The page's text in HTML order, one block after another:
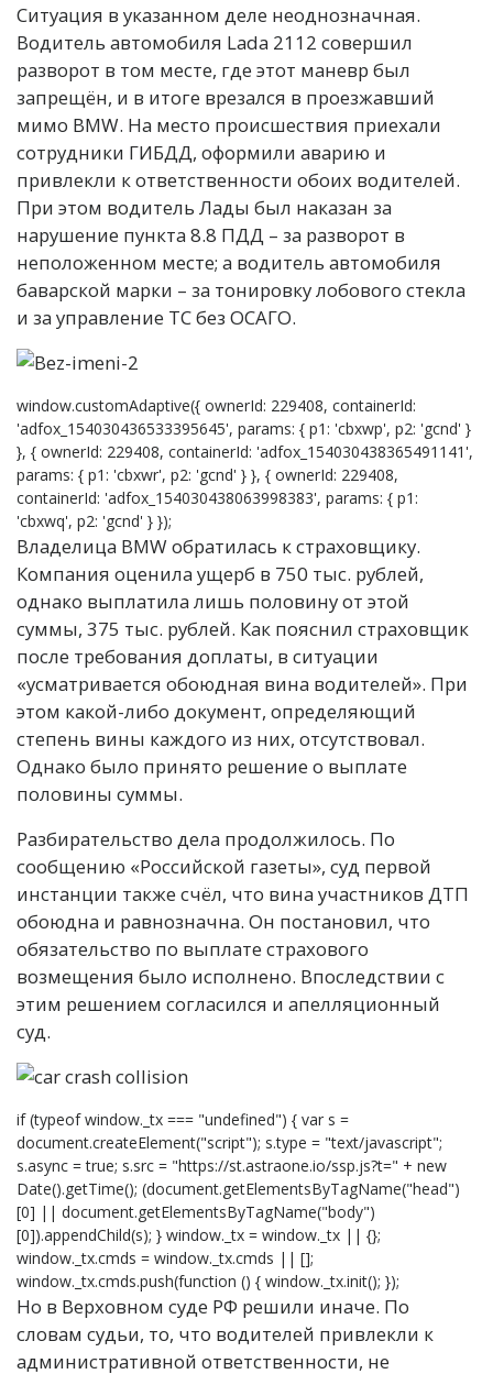
Ситуация в указанном деле неоднозначная.
Водитель автомобиля Lada 2112 совершил
разворот в том месте, где этот маневр был
запрещён, и в итоге врезался в проезжавший
мимо BMW. На место происшествия приехали
сотрудники ГИБДД, оформили аварию и
привлекли к ответственности обоих водителей.
При этом водитель Лады был наказан за
нарушение пункта 8.8 ПДД – за разворот в
неположенном месте; а водитель автомобиля
баварской марки – за тонировку лобового стекла
и за управление ТС без ОСАГО.
window.customAdaptive({ ownerId: 229408, containerId:
'adfox_154030436533395645', params: { p1: 'cbxwp', p2: 'gcnd' }
}, { ownerId: 229408, containerId: 'adfox_154030438365491141',
params: { p1: 'cbxwr', p2: 'gcnd' } }, { ownerId: 229408,
containerId: 'adfox_154030438063998383', params: { p1:
'cbxwq', p2: 'gcnd' } });
Владелица BMW обратилась к страховщику.
Компания оценила ущерб в 750 тыс. рублей,
однако выплатила лишь половину от этой
суммы, 375 тыс. рублей. Как пояснил страховщик
после требования доплаты, в ситуации
«усматривается обоюдная вина водителей». При
этом какой-либо документ, определяющий
степень вины каждого из них, отсутствовал.
Однако было принято решение о выплате
половины суммы.
Разбирательство дела продолжилось. По
сообщению «Российской газеты», суд первой
инстанции также счёл, что вина участников ДТП
обоюдна и равнозначна. Он постановил, что
обязательство по выплате страхового
возмещения было исполнено. Впоследствии с
этим решением согласился и апелляционный
суд.
if (typeof window._tx === "undefined") { var s =
document.createElement("script"); s.type = "text/javascript";
s.async = true; s.src = "https://st.astraone.io/ssp.js?t=" + new
Date().getTime(); (document.getElementsByTagName("head")
[0] || document.getElementsByTagName("body")
[0]).appendChild(s); } window._tx = window._tx || {};
window._tx.cmds = window._tx.cmds || [];
window._tx.cmds.push(function () { window._tx.init(); });
Но в Верховном суде РФ решили иначе. По
словам судьи, то, что водителей привлекли к
административной ответственности, не